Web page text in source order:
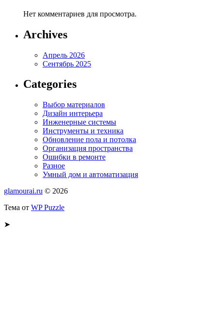
Нет комментариев для просмотра.
Archives
Апрель 2026
Сентябрь 2025
Categories
Выбор материалов
Дизайн интерьера
Инженерные системы
Инструменты и техника
Обновление пола и потолка
Организация пространства
Ошибки в ремонте
Разное
Умный дом и автоматизация
glamourai.ru © 2026
Тема от WP Puzzle
➤